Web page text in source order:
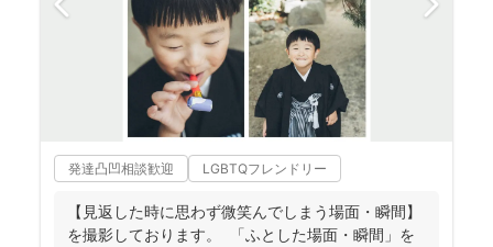
発達凸凹相談歓迎 LGBTQフレンドリー
【見返した時に思わず微笑んでしまう場面・瞬間】
を撮影しております。 ⁡ 「ふとした場面・瞬間」を